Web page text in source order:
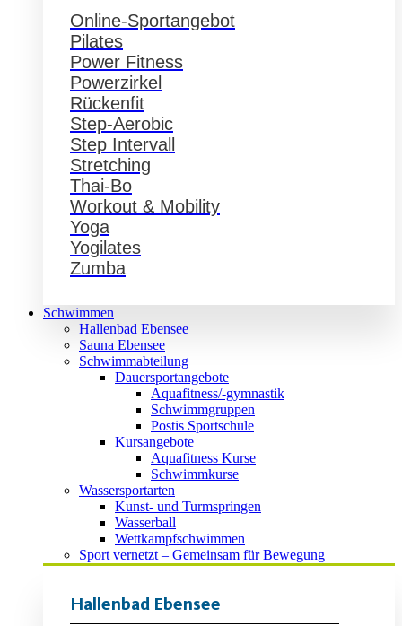
Online-Sportangebot
Pilates
Power Fitness
Powerzirkel
Rückenfit
Step-Aerobic
Step Intervall
Stretching
Thai-Bo
Workout & Mobility
Yoga
Yogilates
Zumba
Schwimmen
Hallenbad Ebensee
Sauna Ebensee
Schwimmabteilung
Dauersportangebote
Aquafitness/-gymnastik
Schwimmgruppen
Postis Sportschule
Kursangebote
Aquafitness Kurse
Schwimmkurse
Wassersportarten
Kunst- und Turmspringen
Wasserball
Wettkampfschwimmen
Sport vernetzt – Gemeinsam für Bewegung
Hallenbad Ebensee